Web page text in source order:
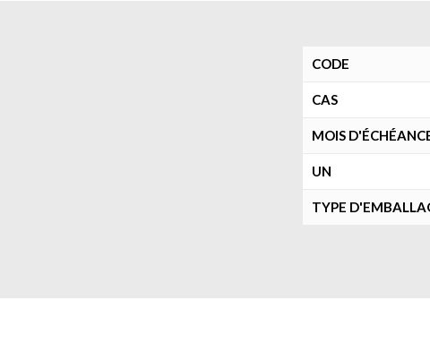
CODE
CAS
MOIS
UN
TYPE